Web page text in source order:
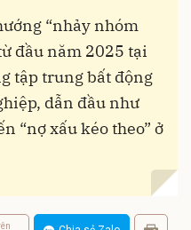
“nhảy nhóm
đầu năm 2025 tại
tập trung bất động
dẫn đầu như
“nợ xấu kéo theo” ở